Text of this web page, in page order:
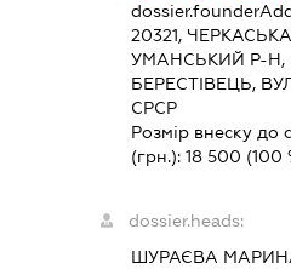
20321,
УМАНСЬКИЙ Р-Н,
БЕРЕСТІВЕЦЬ,
СРСР
Розмір внеску до
(грн.):18 500 (100
dossier.heads:
ШУРАЄВА